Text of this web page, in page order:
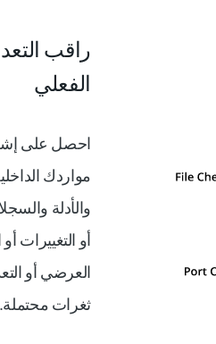
راقب
الفعلي
احصل على
والأدلة
أو التغييرات
العرضي أو
ثغرات محتملة.